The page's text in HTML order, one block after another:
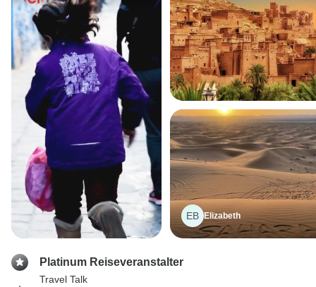
EB Elizabeth
Platinum Reiseveranstalter
Travel Talk